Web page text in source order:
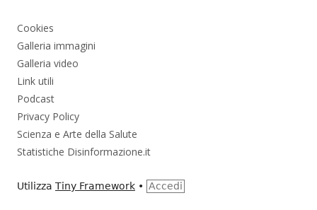
Cookies
Galleria immagini
Galleria video
Link utili
Podcast
Privacy Policy
Scienza e Arte della Salute
Statistiche Disinformazione.it
Utilizza Tiny Framework • Accedi